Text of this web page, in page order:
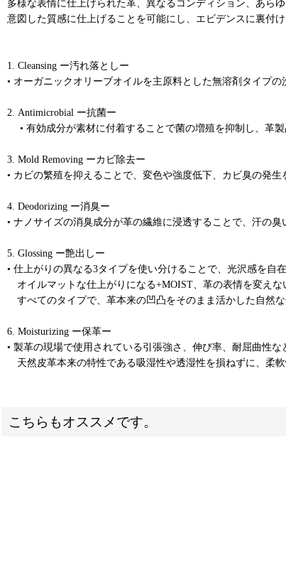
多様な表情に仕上げられた革、異なるコンディション、あら
意図した質感に仕上げることを可能にし、エビデンスに裏付
1. Cleansing ー汚れ落としー
• オーガニックオリーブオイルを主原料とした無溶剤タイプ
2. Antimicrobial ー抗菌ー
• 有効成分が素材に付着することで菌の増殖を抑制し、革製
3. Mold Removing ーカビ除去ー
• カビの繁殖を抑えることで、変色や強度低下、カビ臭の発生
4. Deodorizing ー消臭ー
• ナノサイズの消臭成分が革の繊維に浸透することで、汗の
5. Glossing ー艶出しー
• 仕上がりの異なる3タイプを使い分けることで、光沢感を自
オイルマットな仕上がりになる+MOIST、革の表情を変えな
すべてのタイプで、革本来の凹凸をそのまま活かした自然な
6. Moisturizing ー保革ー
• 製革の現場で使用されている引張強さ、伸び率、耐屈曲性
天然皮革本来の特性である吸湿性や透湿性を損ねずに、柔軟
こちらもオススメです。